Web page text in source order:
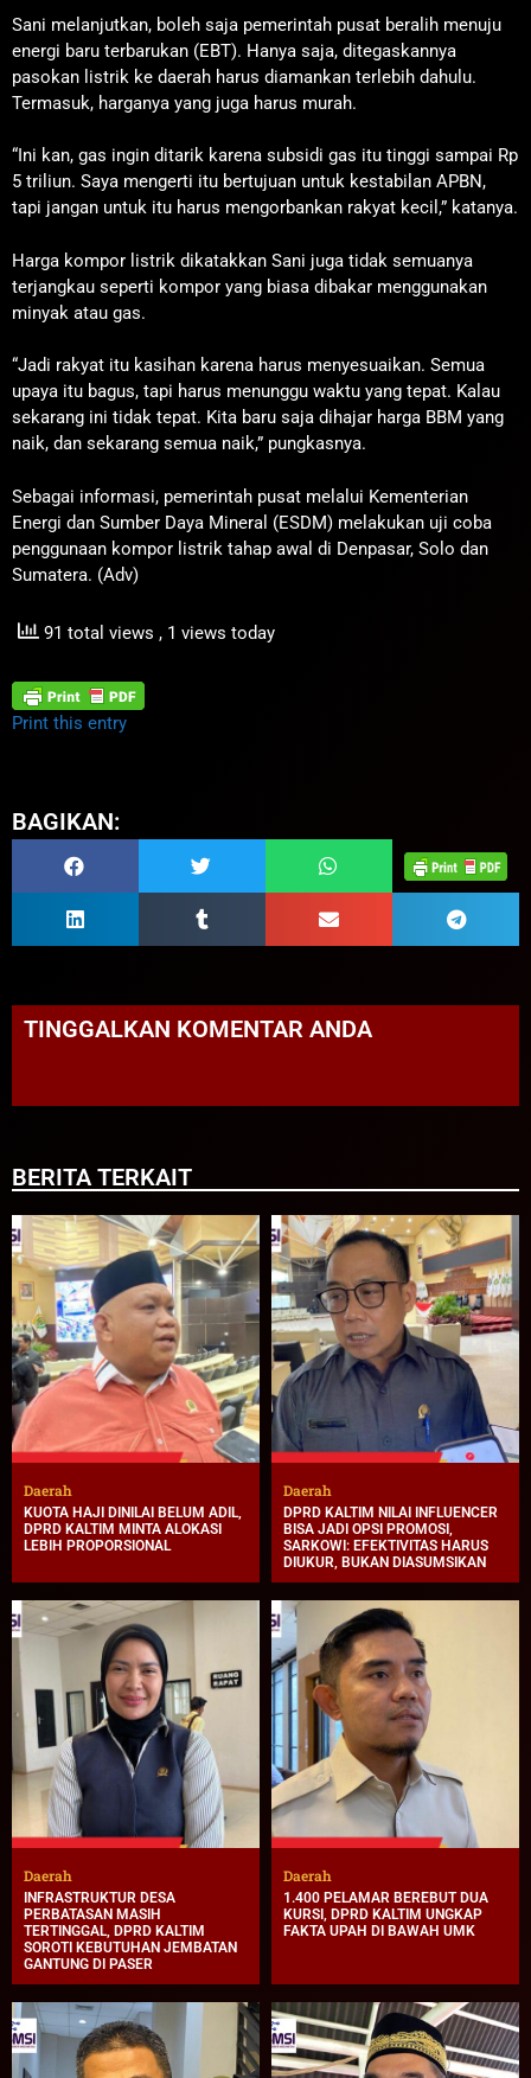
Sani melanjutkan, boleh saja pemerintah pusat beralih menuju
energi baru terbarukan (EBT). Hanya saja, ditegaskannya
pasokan listrik ke daerah harus diamankan terlebih dahulu.
Termasuk, harganya yang juga harus murah.
“Ini kan, gas ingin ditarik karena subsidi gas itu tinggi sampai Rp
5 triliun. Saya mengerti itu bertujuan untuk kestabilan APBN,
tapi jangan untuk itu harus mengorbankan rakyat kecil,” katanya.
Harga kompor listrik dikatakkan Sani juga tidak semuanya
terjangkau seperti kompor yang biasa dibakar menggunakan
minyak atau gas.
“Jadi rakyat itu kasihan karena harus menyesuaikan. Semua
upaya itu bagus, tapi harus menunggu waktu yang tepat. Kalau
sekarang ini tidak tepat. Kita baru saja dihajar harga BBM yang
naik, dan sekarang semua naik,” pungkasnya.
Sebagai informasi, pemerintah pusat melalui Kementerian
Energi dan Sumber Daya Mineral (ESDM) melakukan uji coba
penggunaan kompor listrik tahap awal di Denpasar, Solo dan
Sumatera. (Adv)
91 total views , 1 views today
Print this entry
BAGIKAN:
TINGGALKAN KOMENTAR ANDA
BERITA TERKAIT
Daerah
KUOTA HAJI DINILAI BELUM ADIL,
DPRD KALTIM MINTA ALOKASI
LEBIH PROPORSIONAL
Daerah
DPRD KALTIM NILAI INFLUENCER
BISA JADI OPSI PROMOSI,
SARKOWI: EFEKTIVITAS HARUS
DIUKUR, BUKAN DIASUMSIKAN
Daerah
INFRASTRUKTUR DESA
PERBATASAN MASIH
TERTINGGAL, DPRD KALTIM
SOROTI KEBUTUHAN JEMBATAN
GANTUNG DI PASER
Daerah
1.400 PELAMAR BEREBUT DUA
KURSI, DPRD KALTIM UNGKAP
FAKTA UPAH DI BAWAH UMK